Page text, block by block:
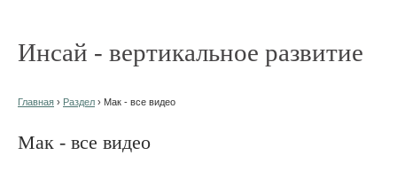
Инсай - вертикальное развитие
Главная › Раздел › Мак - все видео
Мак - все видео